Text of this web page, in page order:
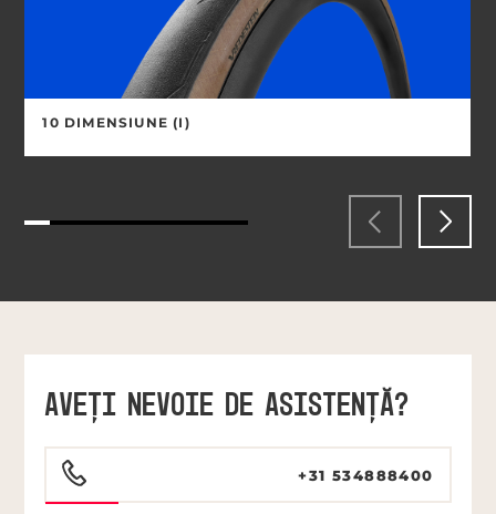
10 DIMENSIUNE (I)
AVEŢI NEVOIE DE ASISTENŢĂ?
+31 534888400